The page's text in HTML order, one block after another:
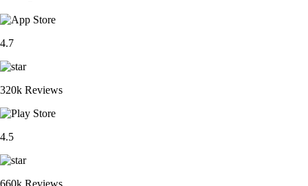
4.7
320k Reviews
4.5
660k Reviews